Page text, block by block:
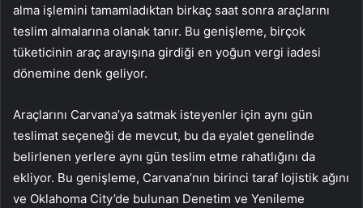
alma işlemini tamamladıktan birkaç saat sonra araçlarını
teslim almalarına olanak tanır. Bu genişleme, birçok
tüketicinin araç arayışına girdiği en yoğun vergi iadesi
dönemine denk geliyor.
Araçlarını Carvana’ya satmak isteyenler için aynı gün
teslimat seçeneği de mevcut, bu da eyalet genelinde
belirlenen yerlere aynı gün teslim etme rahatlığını da
ekliyor. Bu genişleme, Carvana’nın birinci taraf lojistik ağını
ve Oklahoma City’de bulunan Denetim ve Yenileme